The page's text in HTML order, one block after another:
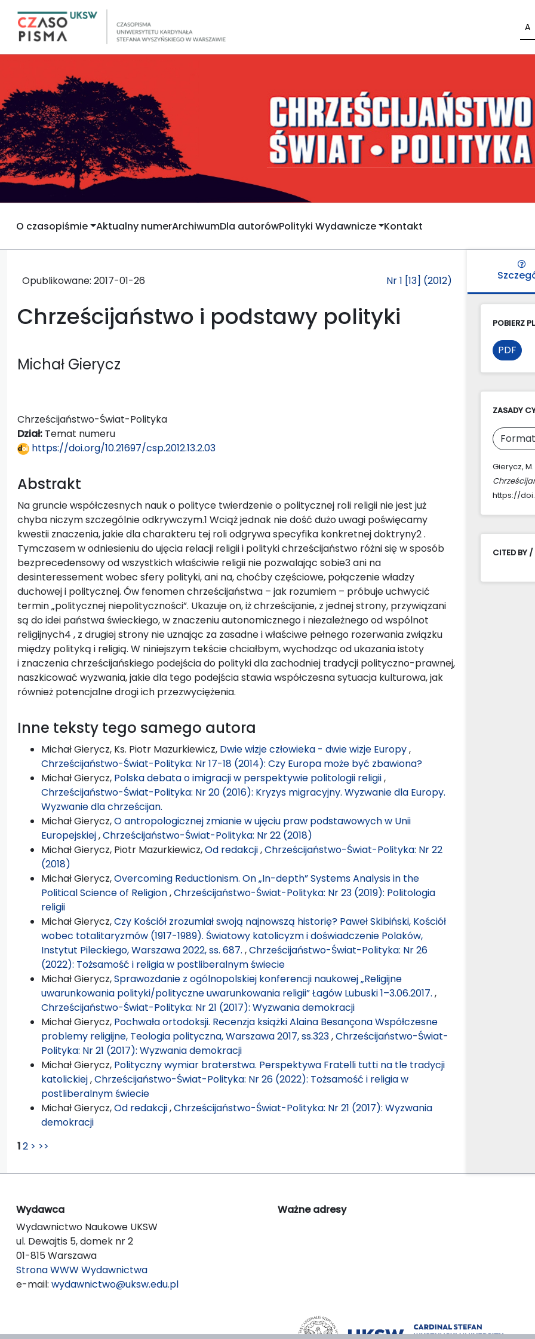
A
O czasopiśmie Aktualny numerArchiwumDla autorówPolityki Wydawnicze Kontakt
Opublikowane: 2017-01-26 Nr 1 [13] (2012)
Chrześcijaństwo i podstawy polityki
Michał Gierycz
Chrześcijaństwo-Świat-Polityka
Dział: Temat numeru
https://doi.org/10.21697/csp.2012.13.2.03
Abstrakt
Na gruncie współczesnych nauk o polityce twierdzenie o politycznej roli religii nie jest już
chyba niczym szczególnie odkrywczym.1 Wciąż jednak nie dość dużo uwagi poświęcamy
kwestii znaczenia, jakie dla charakteru tej roli odgrywa specyfika konkretnej doktryny2 .
Tymczasem w odniesieniu do ujęcia relacji religii i polityki chrześcijaństwo różni się w sposób
bezprecedensowy od wszystkich właściwie religii nie pozwalając sobie3 ani na
desinteressement wobec sfery polityki, ani na, choćby częściowe, połączenie władzy
duchowej i politycznej. Ów fenomen chrześcijaństwa – jak rozumiem – próbuje uchwycić
termin „politycznej niepolityczności”. Ukazuje on, iż chrześcijanie, z jednej strony, przywiązani
są do idei państwa świeckiego, w znaczeniu autonomicznego i niezależnego od wspólnot
religijnych4 , z drugiej strony nie uznając za zasadne i właściwe pełnego rozerwania związku
między polityką i religią. W niniejszym tekście chciałbym, wychodząc od ukazania istoty
i znaczenia chrześcijańskiego podejścia do polityki dla zachodniej tradycji polityczno-prawnej,
naszkicować wyzwania, jakie dla tego podejścia stawia współczesna sytuacja kulturowa, jak
również potencjalne drogi ich przezwyciężenia.
Inne teksty tego samego autora
Michał Gierycz, Ks. Piotr Mazurkiewicz, Dwie wizje człowieka - dwie wizje Europy,
Chrześcijaństwo-Świat-Polityka: Nr 17-18 (2014): Czy Europa może być zbawiona?
Michał Gierycz, Polska debata o imigracji w perspektywie politologii religii,
Chrześcijaństwo-Świat-Polityka: Nr 20 (2016): Kryzys migracyjny. Wyzwanie dla Europy.
Wyzwanie dla chrześcijan.
Michał Gierycz,O antropologicznej zmianie w ujęciu praw podstawowych w Unii
Europejskiej,Chrześcijaństwo-Świat-Polityka: Nr 22 (2018)
Michał Gierycz, Piotr Mazurkiewicz,Od redakcji,Chrześcijaństwo-Świat-Polityka: Nr 22
(2018)
Michał Gierycz,Overcoming Reductionism. On „In-depth” Systems Analysis in the
Political Science of Religion,Chrześcijaństwo-Świat-Polityka: Nr 23 (2019): Politologia
religii
Michał Gierycz,Czy Kościół zrozumiał swoją najnowszą historię? Paweł Skibiński, Kościół
wobec totalitaryzmów (1917-1989). Światowy katolicyzm i doświadczenie Polaków,
Instytut Pileckiego, Warszawa 2022, ss. 687. ,Chrześcijaństwo-Świat-Polityka: Nr 26
(2022): Tożsamość i religia w postliberalnym świecie
Michał Gierycz,Sprawozdanie z ogólnopolskiej konferencji naukowej „Religijne
uwarunkowania polityki/polityczne uwarunkowania religii” Łagów Lubuski 1–3.06.2017. ,
Chrześcijaństwo-Świat-Polityka: Nr 21 (2017): Wyzwania demokracji
Michał Gierycz, Pochwała ortodoksji. Recenzja książki Alaina Besançona Współczesne
problemy religijne, Teologia polityczna, Warszawa 2017, ss.323,Chrześcijaństwo-Świat-
Polityka: Nr 21 (2017): Wyzwania demokracji
Michał Gierycz, Polityczny wymiar braterstwa. Perspektywa Fratelli tutti na tle tradycji
katolickiej,Chrześcijaństwo-Świat-Polityka: Nr 26 (2022): Tożsamość i religia w
postliberalnym świecie
Michał Gierycz,Od redakcji,Chrześcijaństwo-Świat-Polityka: Nr 21 (2017): Wyzwania
demokracji
12 > >>
POBIERZ
PDF
ZASADY
Gierycz,
https://
CITED BY /
Wydawca
Wydawnictwo Naukowe UKSW
ul. Dewajtis 5, domek nr 2
01-815 Warszawa
Strona WWW Wydawnictwa
e-mail: wydawnictwo@uksw.edu.pl
Ważne adresy